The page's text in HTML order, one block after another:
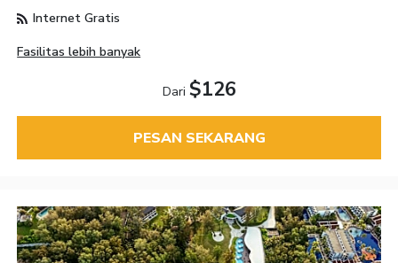
Internet Gratis
Fasilitas lebih banyak
Dari $126
PESAN SEKARANG